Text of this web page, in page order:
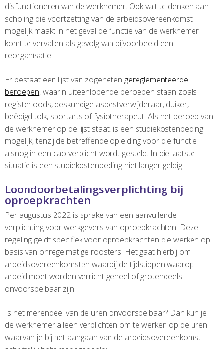
disfunctioneren van de werknemer. Ook valt te denken aan
scholing die voortzetting van de arbeidsovereenkomst
mogelijk maakt in het geval de functie van de werknemer
komt te vervallen als gevolg van bijvoorbeeld een
reorganisatie.
Er bestaat een lijst van zogeheten gereglementeerde
beroepen, waarin uiteenlopende beroepen staan zoals
registerloods, deskundige asbestverwijderaar, duiker,
beëdigd tolk, sportarts of fysiotherapeut. Als het beroep van
de werknemer op de lijst staat, is een studiekostenbeding
mogelijk, tenzij de betreffende opleiding voor die functie
alsnog in een cao verplicht wordt gesteld. In die laatste
situatie is een studiekostenbeding niet langer geldig.
Loondoorbetalingsverplichting bij
oproepkrachten
Per augustus 2022 is sprake van een aanvullende
verplichting voor werkgevers van oproepkrachten. Deze
regeling geldt specifiek voor oproepkrachten die werken op
basis van onregelmatige roosters. Het gaat hierbij om
arbeidsovereenkomsten waarbij de tijdstippen waarop
arbeid moet worden verricht geheel of grotendeels
onvoorspelbaar zijn.
Is het merendeel van de uren onvoorspelbaar? Dan kun je
de werknemer alleen verplichten om te werken op de uren
waarvan je bij het aangaan van de arbeidsovereenkomst